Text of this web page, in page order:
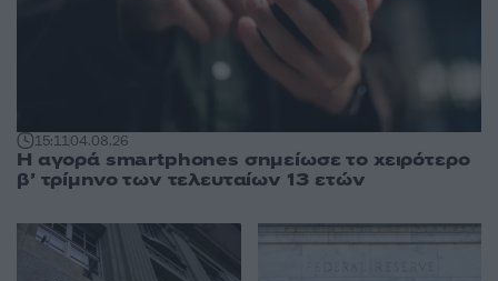
15:1104.08.26
Η αγορά smartphones σημείωσε το χειρότερο
β’ τρίμηνο των τελευταίων 13 ετών